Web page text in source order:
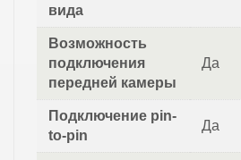
вида
Возможность
подключения
передней камеры
Да
Подключение pin-
to-pin
Да